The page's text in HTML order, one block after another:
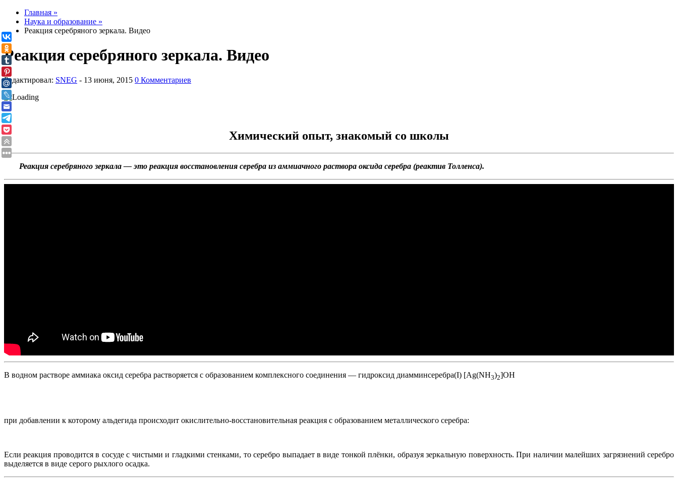
Главная »
Наука и образование »
Реакция серебряного зеркала. Видео
Реакция серебряного зеркала. Видео
Редактировал: SNEG - 0 Комментариев
Химический опыт, знакомый со школы
Реакция серебряного зеркала — это реакция восстановления серебра из аммиачного раствора оксида серебра (реактив Толленса).
В водном растворе аммиака оксид серебра растворяется с образованием комплексного соединения — гидроксид диамминсеребра(I) [Ag(NH3)2]OH
при добавлении к которому альдегида происходит окислительно-восстановительная реакция с образованием металлического серебра:
Если реакция проводится в сосуде с чистыми и гладкими стенками, то серебро выпадает в виде тонкой плёнки, образуя зеркальную поверхность. При наличии малейших загрязнений серебро
выделяется в виде серого рыхлого осадка.